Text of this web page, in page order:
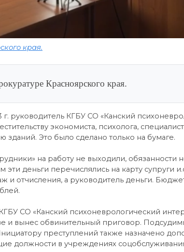
края.
Красноярского края.
г. руководитель КГБУ СО «Канский
экономиста, психолога,
зданий. Это было сделано только на бумаге.
на работу не выходили, обязанности
эти деньги перечислялись на карту
и отчисления, а руководитель деньги.
СО «Канский психоневрологический
и вынес обвинительный приговор.
преступлений также назначено
должности в учреждениях